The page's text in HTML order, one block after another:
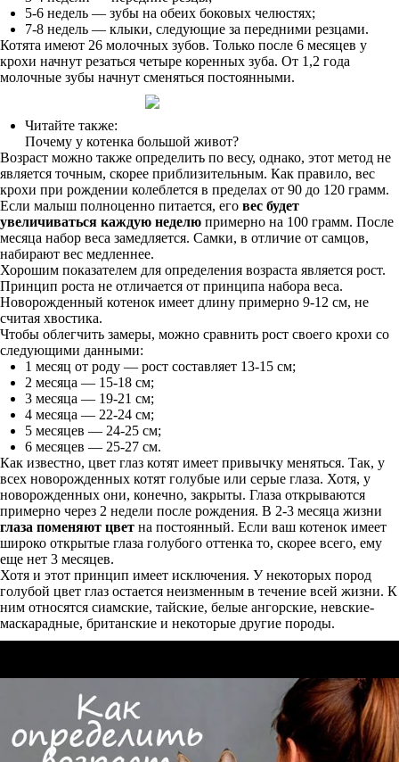
5-6 недель — зубы на обеих боковых челюстях;
7-8 недель — клыки, следующие за передними резцами.
Котята имеют 26 молочных зубов. Только после 6 месяцев у
крохи начнут резаться четыре коренных зуба. От 1,2 года
молочные зубы начнут сменяться постоянными.
Читайте также:
Почему у котенка большой живот?
Возраст можно также определить по весу, однако, этот метод не
является точным, скорее приблизительным. Как правило, вес
крохи при рождении колеблется в пределах от 90 до 120 грамм.
Если малыш полноценно питается, его вес будет
увеличиваться каждую неделю примерно на 100 грамм. После
месяца набор веса замедляется. Самки, в отличие от самцов,
набирают вес медленнее.
Хорошим показателем для определения возраста является рост.
Принцип роста не отличается от принципа набора веса.
Новорожденный котенок имеет длину примерно 9-12 см, не
считая хвостика.
Чтобы облегчить замеры, можно сравнить рост своего крохи со
следующими данными:
1 месяц от роду — рост составляет 13-15 см;
2 месяца — 15-18 см;
3 месяца — 19-21 см;
4 месяца — 22-24 см;
5 месяцев — 24-25 см;
6 месяцев — 25-27 см.
Как известно, цвет глаз котят имеет привычку меняться. Так, у
всех новорожденных котят голубые или серые глаза. Хотя, у
новорожденных они, конечно, закрыты. Глаза открываются
примерно через 2 недели после рождения. В 2-3 месяца жизни
глаза поменяют цвет на постоянный. Если ваш котенок имеет
широко открытые глаза голубого оттенка то, скорее всего, ему
еще нет 3 месяцев.
Хотя и этот принцип имеет исключения. У некоторых пород
голубой цвет глаз остается неизменным в течение всей жизни. К
ним относятся сиамские, тайские, белые ангорские, невские-
маскарадные, британские и некоторые другие породы.